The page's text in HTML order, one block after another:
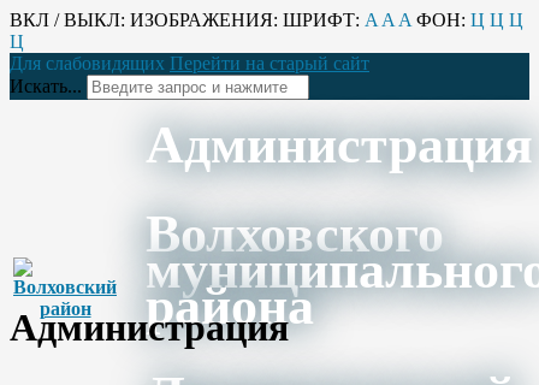
ВКЛ / ВЫКЛ: ИЗОБРАЖЕНИЯ: ШРИФТ: A A A ФОН: Ц Ц Ц
Ц
Для слабовидящих Перейти на старый сайт
Искать...
Администрация
Волховского
района
Администрация